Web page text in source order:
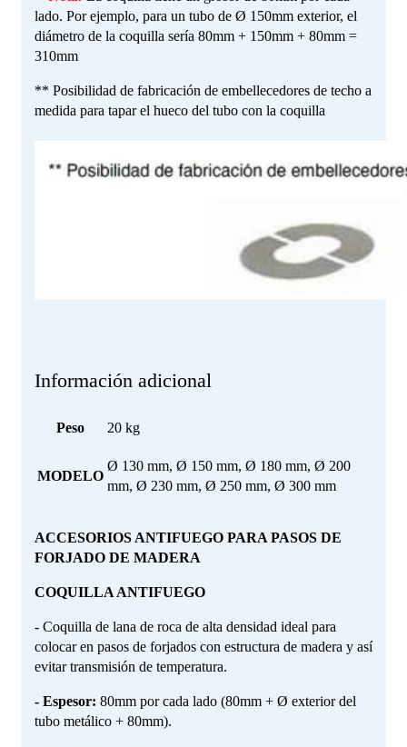
lado. Por ejemplo, para un tubo de Ø 150mm exterior, el
diámetro de la coquilla sería 80mm + 150mm + 80mm =
310mm
** Posibilidad de fabricación de embellecedores de techo a
medida para tapar el hueco del tubo con la coquilla
Información adicional
Peso 20 kg
MODELO
Ø 130 mm, Ø 150 mm, Ø 180 mm, Ø 200
mm, Ø 230 mm, Ø 250 mm, Ø 300 mm
ACCESORIOS ANTIFUEGO PARA PASOS DE
FORJADO DE MADERA
COQUILLA ANTIFUEGO
- Coquilla de lana de roca de alta densidad ideal para
colocar en pasos de forjados con estructura de madera y así
evitar transmisión de temperatura.
- Espesor: 80mm por cada lado (80mm + Ø exterior del
tubo metálico + 80mm).